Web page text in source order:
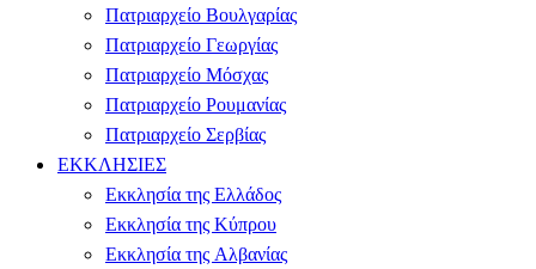
Πατριαρχείο Βουλγαρίας
Πατριαρχείο Γεωργίας
Πατριαρχείο Μόσχας
Πατριαρχείο Ρουμανίας
Πατριαρχείο Σερβίας
ΕΚΚΛΗΣΙΕΣ
Εκκλησία της Ελλάδος
Εκκλησία της Κύπρου
Εκκλησία της Αλβανίας